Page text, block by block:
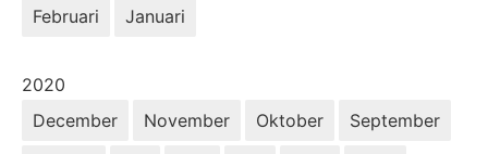
Februari Januari
År:
2020
December
November Oktober September